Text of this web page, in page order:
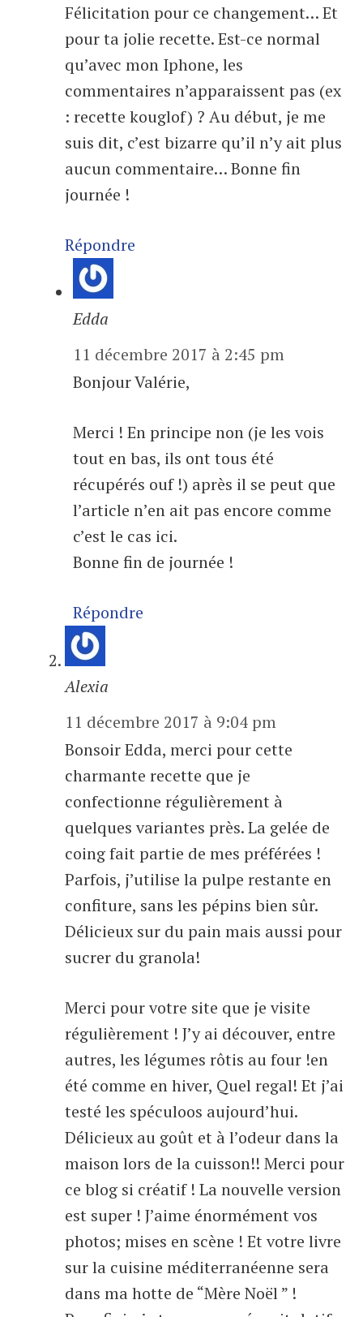
Félicitation pour ce changement… Et
pour ta jolie recette. Est-ce normal
qu’avec mon Iphone, les
commentaires n’apparaissent pas (ex
: recette kouglof) ? Au début, je me
suis dit, c’est bizarre qu’il n’y ait plus
aucun commentaire… Bonne fin
journée !
Répondre
Edda
11 décembre 2017 à 2:45 pm
Bonjour Valérie,
Merci ! En principe non (je les vois
tout en bas, ils ont tous été
récupérés ouf !) après il se peut que
l’article n’en ait pas encore comme
c’est le cas ici.
Bonne fin de journée !
Répondre
Alexia
11 décembre 2017 à 9:04 pm
Bonsoir Edda, merci pour cette
charmante recette que je
confectionne régulièrement à
quelques variantes près. La gelée de
coing fait partie de mes préférées !
Parfois, j’utilise la pulpe restante en
confiture, sans les pépins bien sûr.
Délicieux sur du pain mais aussi pour
sucrer du granola!
Merci pour votre site que je visite
régulièrement ! J’y ai découver, entre
autres, les légumes rôtis au four !en
été comme en hiver, Quel regal! Et j’ai
testé les spéculoos aujourd’hui.
Délicieux au goût et à l’odeur dans la
maison lors de la cuisson!! Merci pour
ce blog si créatif ! La nouvelle version
est super ! J’aime énormément vos
photos; mises en scène ! Et votre livre
sur la cuisine méditerranéenne sera
dans ma hotte de “Mère Noël ” !